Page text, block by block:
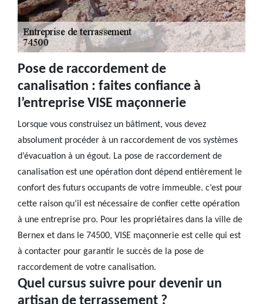
Pose de raccordement de
canalisation : faites confiance à
l’entreprise VISE maçonnerie
Lorsque vous construisez un bâtiment, vous devez
absolument procéder à un raccordement de vos systèmes
d’évacuation à un égout. La pose de raccordement de
canalisation est une opération dont dépend entièrement le
confort des futurs occupants de votre immeuble. c’est pour
cette raison qu’il est nécessaire de confier cette opération
à une entreprise pro. Pour les propriétaires dans la ville de
Bernex et dans le 74500, VISE maçonnerie est celle qui est
à contacter pour garantir le succès de la pose de
raccordement de votre canalisation.
Quel cursus suivre pour devenir un
artisan de terrassement ?